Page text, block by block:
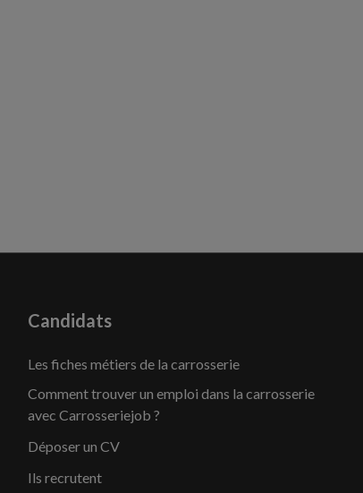
Candidats
Les fiches métiers de la carrosserie
Comment trouver un emploi dans la carrosserie
avec Carrosseriejob ?
Déposer un CV
Ils recrutent